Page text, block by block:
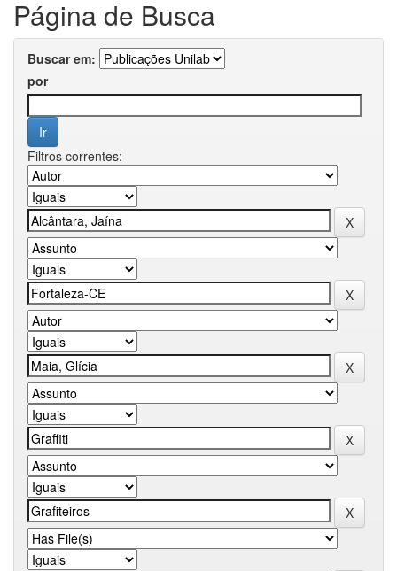
Página de Busca
Buscar em:
por
Filtros correntes: